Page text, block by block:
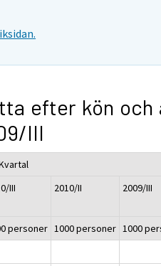
efter kön och
III
III
2010/II 2009/III
personer 1000 personer 1000